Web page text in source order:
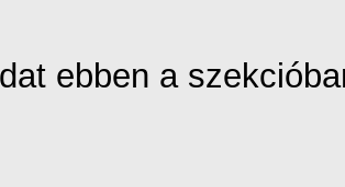
ebben a